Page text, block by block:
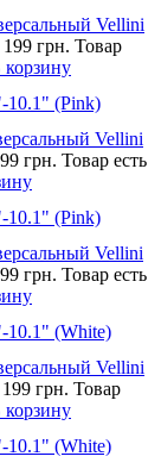
Vellini
199 грн. Товар
10.1" (Pink)
Vellini
грн. Товар есть
10.1" (Pink)
Vellini
грн. Товар есть
10.1" (White)
Vellini
199 грн. Товар
10.1" (White)